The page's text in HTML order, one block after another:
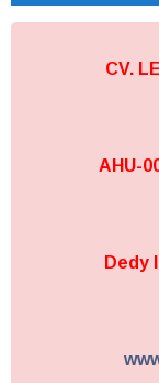
CV.
AHU-
Dedy